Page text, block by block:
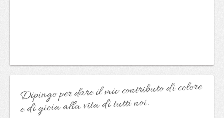
Dipingo per dare il mio contributo di colore
e di gioia alla vita di tutti noi.